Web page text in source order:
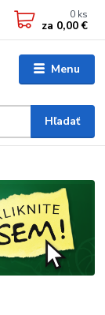
Menu
Hľadať
0 ks
za 0,00 €